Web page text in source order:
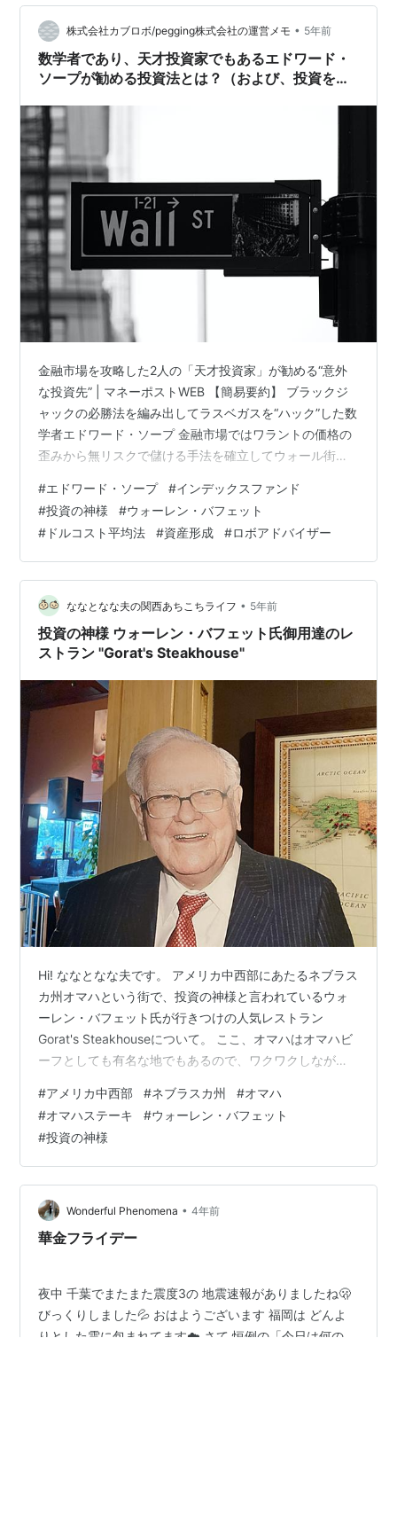
神様と呼ばれるウォーレン・バフェットが妻に 「私が亡
くなったら資産の9割をアメリカのインデックスに投…
株式会社カブロボ/pegging株式会社の運営メモ • 5年前
数学者であり、天才投資家でもあるエドワード・
ソープが勧める投資法とは？（および、投資を続
金融市場を攻略した2人の「天才投資家」が勧める“意外
な投資先” | マネーポストWEB 【簡易要約】 ブラックジ
ャックの必勝法を編み出してラスベガスを“ハック”した数
学者エドワード・ソープ 金融市場ではワラントの価格の
歪みから無リスクで儲ける手法を確立してウォール街
家へのアドバイス ノーロード（販売手数料なし）で幅広
く投資を行うインデックスファンドに乗り換えたほうが
いいかもしれない 私の経験では、優れた銘柄選択能力な
んてそうそうあるものではない “投資の神様”バフェット
も、妻に宛てた遺言書に「資産の10％を短期国債に、
90％を非常に低コスト…
#エドワード・ソープ #インデックスファンド
#投資の神様 #ウォーレン・バフェット
# ドルコスト平均法 #資産形成 #ロボアドバイザー
ななとなな夫の関西あちこちライフ • 5年前
投資の神様 ウォーレン・バフェット氏御用達のレ
ストラン "Gorat's Steakhouse"
Hi! ななとなな夫です。 アメリカ中西部にあたるネブラス
カ州オマハという街で、投資の神様と言われているウォ
ーレン・バフェット氏が行きつけの人気レストラン
Gorat's Steakhouseについて。 ここ、オマハはオマハビ
ーフとしても有名な地でもあるので、ワクワクしながら
文したのはコチラ Chef's Weekend Soup (bowl) $5 Filet
Mignon 6oz cut $32 22oz Omaha T-Bone $43 アクセス
方法 Gorat's Steakhouse 4917 Center St, Omaha, …
#アメリカ中西部 #ネブラスカ州 #オマハ
#オマハステーキ #ウォーレン・バフェット
#投資の神様
Wonderful Phenomena • 4年前
華金フライデー